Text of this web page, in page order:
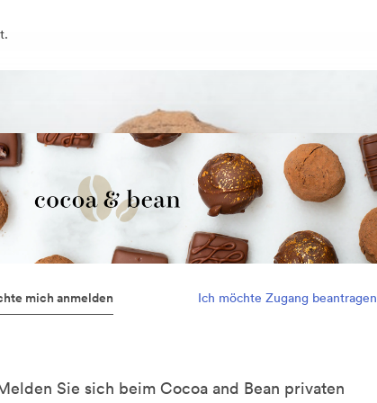
mich anmelden Ich möchte Zugang beantragen
Sie sich beim Cocoa and Bean privaten